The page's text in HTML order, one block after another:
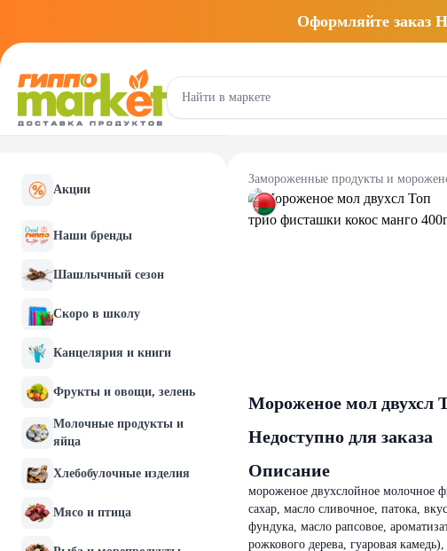
Оформляйте
Акции
Наши бренды
Шашлычный сезон
Скоро в школу
Канцелярия и книги
Фрукты и овощи, зелень
Молочные продукты и
яйца
Хлебобулочные изделия
Мясо и птица
Замороженные продукты и
Мороженое мол двухсл
Недоступно для заказа
Описание
мороженое двухслойное молочное
сахар, масло сливочное, патока,
фундука, масло рапсовое,
рожкового дерева, гуаровая